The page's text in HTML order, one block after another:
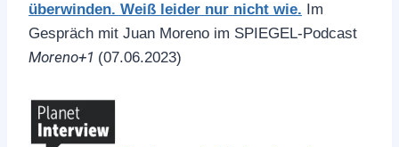
überwinden. Weiß leider nur nicht wie. Im
Gespräch mit Juan Moreno im SPIEGEL-Podcast
Moreno+1 (07.06.2023)